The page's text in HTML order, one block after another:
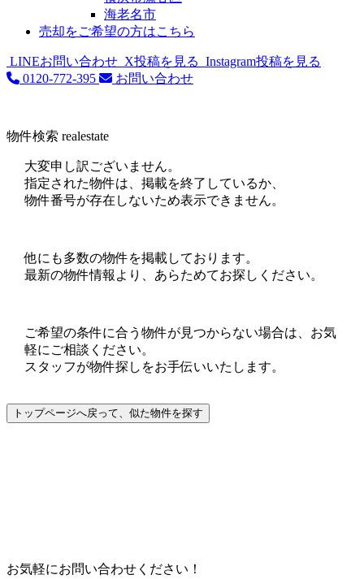
海老名市
売却をご希望の方はこちら
LINEお問い合わせ X投稿を見る Instagram投稿を見る
0120-772-395
お問い合わせ
物件検索 realestate
大変申し訳ございません。
指定された物件は、掲載を終了しているか、
物件番号が存在しないため表示できません。
他にも多数の物件を掲載しております。
最新の物件情報より、あらためてお探しください。
ご希望の条件に合う物件が見つからない場合は、お気
軽にご相談ください。
スタッフが物件探しをお手伝いいたします。
お気軽にお問い合わせください！